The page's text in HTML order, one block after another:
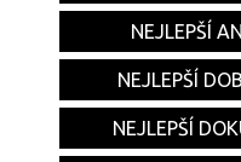
NEJLEPŠÍ
NEJLEPŠÍ
NEJLEPŠÍ